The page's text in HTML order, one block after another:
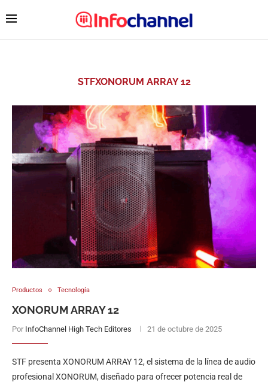
STFXONORUM ARRAY 12
Productos Tecnología
XONORUM ARRAY 12
Por InfoChannel High Tech Editores 21 de octubre de 2025
STF presenta XONORUM ARRAY 12, el sistema de la línea de audio
profesional XONORUM, diseñado para ofrecer potencia real de